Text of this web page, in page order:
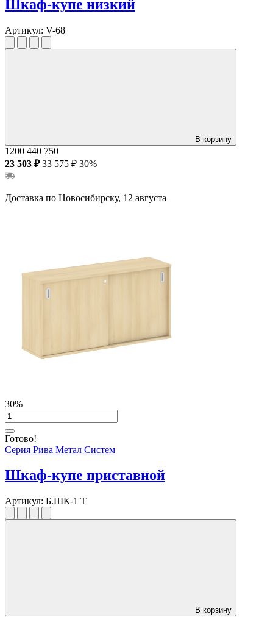
Шкаф-купе низкий
Артикул: V-68
В корзину
1200 440 750
23 503 ₽ 33 575 ₽ 30%
Доставка по Новосибирску, 12 августа
30%
Готово!
Серия Рива Метал Систем
Шкаф-купе приставной
Артикул: Б.ШК-1 Т
В корзину